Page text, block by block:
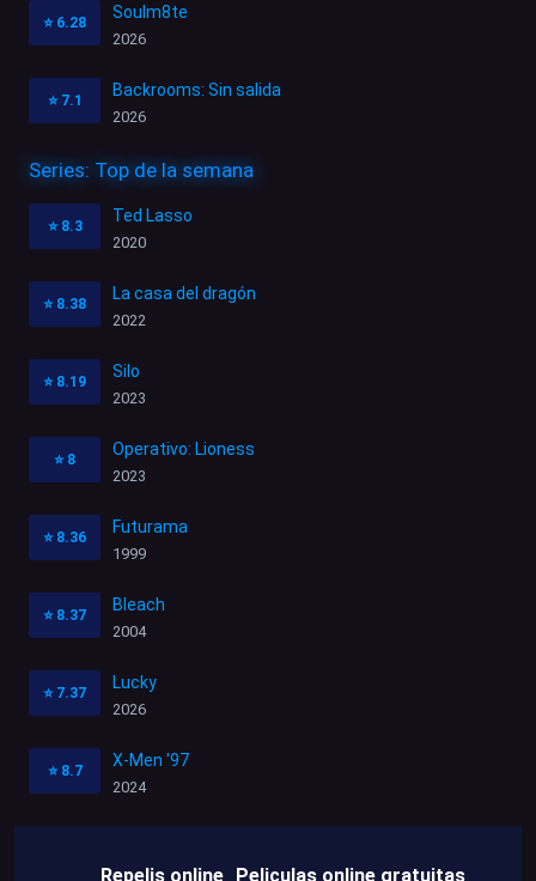
⭐ 6.28
Soulm8te
2026
⭐ 7.1
Backrooms: Sin salida
2026
Series: Top de la semana
⭐ 8.3
Ted Lasso
2020
⭐ 8.38
La casa del dragón
2022
⭐ 8.19
Silo
2023
⭐ 8
Operativo: Lioness
2023
⭐ 8.36
Futurama
1999
⭐ 8.37
Bleach
2004
⭐ 7.37
Lucky
2026
⭐ 8.7
X-Men '97
2024
Repelis online Peliculas online gratuitas